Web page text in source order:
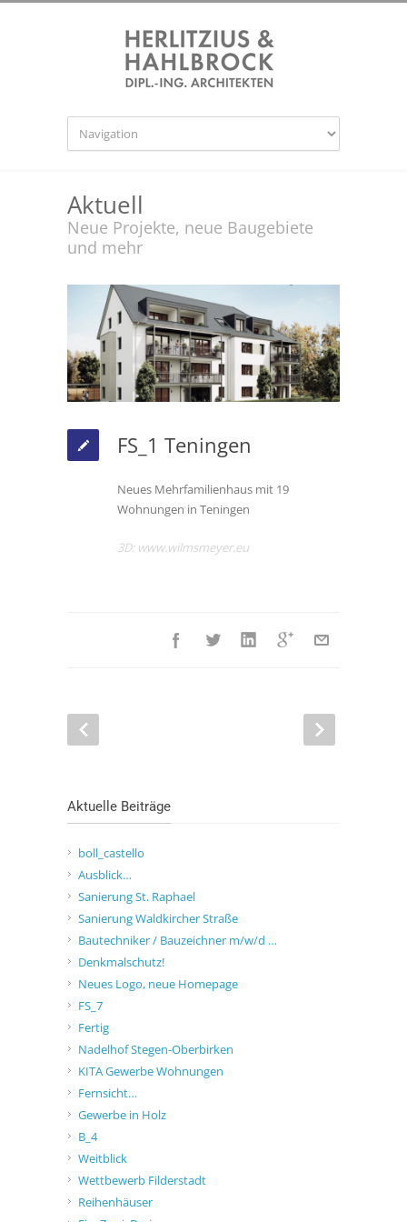
Aktuell
Neue Projekte, neue Baugebiete
und mehr
FS_1 Teningen
Neues Mehrfamilienhaus mit 19
Wohnungen in Teningen
3D: www.wilmsmeyer.eu
Aktuelle Beiträge
boll_castello
Ausblick…
Sanierung St. Raphael
Sanierung Waldkircher Straße
Bautechniker / Bauzeichner m/w/d …
Denkmalschutz!
Neues Logo, neue Homepage
FS_7
Fertig
Nadelhof Stegen-Oberbirken
KITA Gewerbe Wohnungen
Fernsicht…
Gewerbe in Holz
B_4
Weitblick
Wettbewerb Filderstadt
Reihenhäuser